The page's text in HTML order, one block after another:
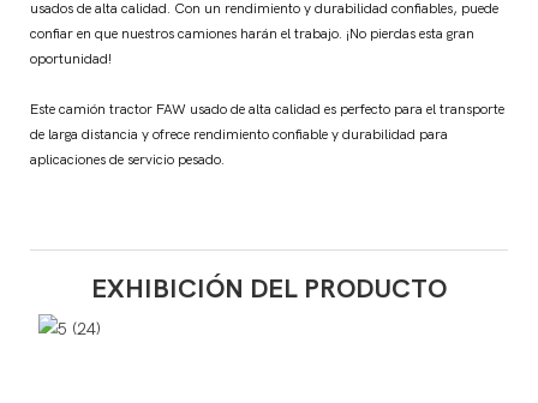
usados ​​de alta calidad. Con un rendimiento y durabilidad confiables, puede
confiar en que nuestros camiones harán el trabajo. ¡No pierdas esta gran
oportunidad!
Este camión tractor FAW usado de alta calidad es perfecto para el transporte
de larga distancia y ofrece rendimiento confiable y durabilidad para
aplicaciones de servicio pesado.
EXHIBICIÓN DEL PRODUCTO